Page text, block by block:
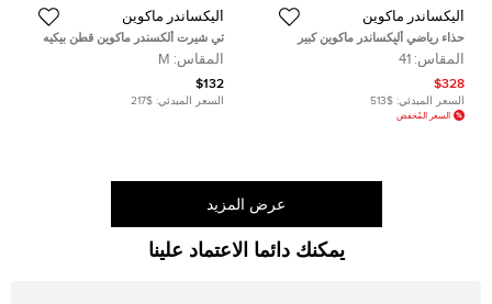
أليكساندر ماكوين
حذاء رياضي أليكساندر ماكوين كبير
أسود ورباط من جلد الشامواه
المقاس: 41
$328
السعر المبدئي: $513
السعر المُخفض
أليكساندر ماكوين
تي شيرت ألكسندر ماكوين قطن بيكيه
بورجوندي مقاس متوسط
المقاس: M
$132
السعر المبدئي: $217
عرض المزيد
يمكنك دائما الاعتماد علينا